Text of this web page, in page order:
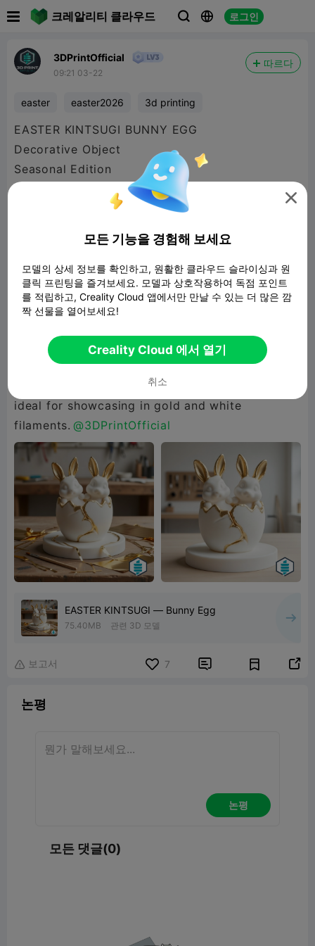
크레알리티 클라우드   로그인
3DPrintOfficial
09:21 03-22
따르다
easter easter2026 3d printing
EASTER KINTSUGI BUNNY EGG
Decorative Object
Seasonal Edition
Published by 3D Print Official
and the philosophy of visible repair.
Celebrate the beauty of imperfection this
Bunny Egg, designed for easy, support-free
printing. This model combines classic holiday
themes with elegant Japanese repair aesthetics,
ideal for showcasing in gold and white
filaments. @3DPrintOfficial
EASTER KINTSUGI — Bunny Egg
75.40MB 관련 3D 모델
 보고서 7  
논평
논평
모든 댓글(0)

모든 기능을 경험해 보세요
모델의 상세 정보를 확인하고, 원활한 클라우드 슬라이싱과 원
클릭 프린팅을 즐겨보세요. 모델과 상호작용하여 독점 포인트
를 적립하고, Creality Cloud 앱에서만 만날 수 있는 더 많은 깜
짝 선물을 열어보세요!
Creality Cloud 에서 열기
취소